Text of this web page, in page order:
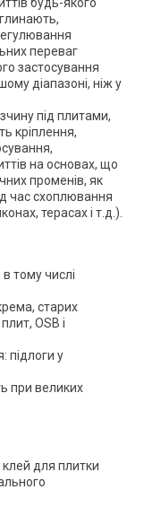
переваг
застосування
діапазоні, ніж у
під плитами,
кріплення,
на основах, що
променів, як
час схоплювання
терасах і т.д.).
в тому числі
старих
OSB і
підлоги у
при великих
клей для плитки